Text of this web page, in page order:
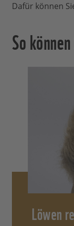
Dafür können
So
Löwen